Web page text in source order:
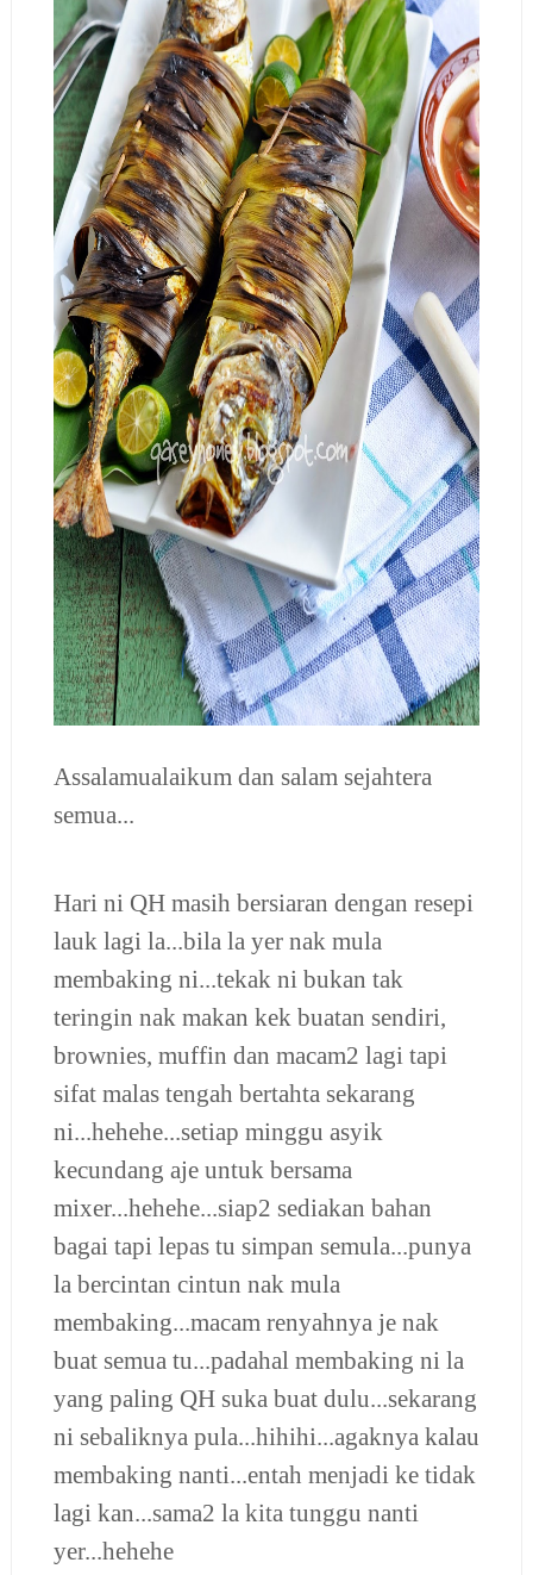
Assalamualaikum dan salam sejahtera
semua...
Hari ni QH masih bersiaran dengan resepi
lauk lagi la...bila la yer nak mula
membaking ni...tekak ni bukan tak
teringin nak makan kek buatan sendiri,
brownies, muffin dan macam2 lagi tapi
sifat malas tengah bertahta sekarang
ni...hehehe...setiap minggu asyik
kecundang aje untuk bersama
mixer...hehehe...siap2 sediakan bahan
bagai tapi lepas tu simpan semula...punya
la bercintan cintun nak mula
membaking...macam renyahnya je nak
buat semua tu...padahal membaking ni la
yang paling QH suka buat dulu...sekarang
ni sebaliknya pula...hihihi...agaknya kalau
membaking nanti...entah menjadi ke tidak
lagi kan...sama2 la kita tunggu nanti
yer...hehehe